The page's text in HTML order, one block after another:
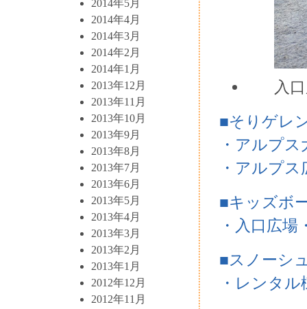
2014年5月
2014年4月
2014年3月
2014年2月
2014年1月
2013年12月
2013年11月
2013年10月
2013年9月
2013年8月
2013年7月
2013年6月
2013年5月
2013年4月
2013年3月
2013年2月
2013年1月
2012年12月
2012年11月
入
■そりゲレ
・アルプ
・アルプ
■キッズボ
・入口広
■スノーシ
・レンタ